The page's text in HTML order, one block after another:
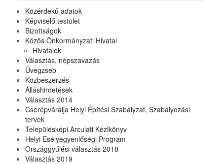
Közérdekű adatok
Képviselő testület
Bizottságok
Közös Önkormányzati Hivatal
Hivatalok
Választás, népszavazás
Üvegzseb
Közbeszerzés
Álláshirdetések
Választás 2014
Cserépváralja Helyi Építési Szabályzat, Szabályozási
tervek
Településképi Arculati Kézikönyv
Helyi Esélyegyenlőségi Program
Országgyűlési választás 2018
Választás 2019